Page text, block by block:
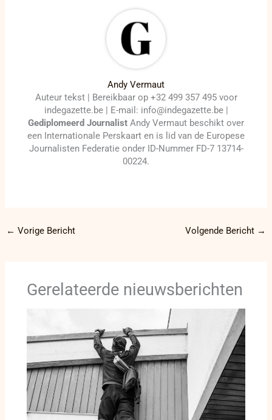
Andy Vermaut
Auteur tekst | Bereikbaar op +32 499 357 495 voor
indegazette.be | E-mail: info@indegazette.be |
Gediplomeerd Journalist Andy Vermaut beschikt over
een Internationale Perskaart en is lid van de Europese
Journalisten Federatie onder ID-Nummer FD-7 13714-
00224.
← Vorige Bericht Volgende Bericht →
Gerelateerde nieuwsberichten